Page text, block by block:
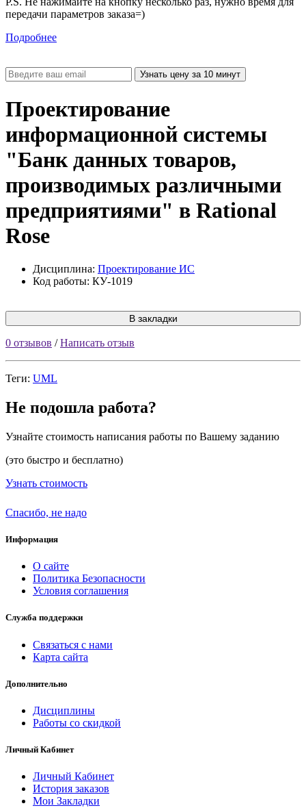
передачи параметров заказа=)
Подробнее
Проектирование
информационной системы
"Банк данных товаров,
производимых различными
предприятиями" в Rational
Rose
Дисциплина: Проектирование ИС
Код работы: КУ-1019
В закладки
0 отзывов /Написать отзыв
Теги: UML
Не подошла работа?
Узнайте стоимость написания работы по Вашему заданию
(это быстро и бесплатно)
Узнать стоимость
Спасибо, не надо
Информация
О сайте
Политика Безопасности
Условия соглашения
Служба поддержки
Связаться с нами
Карта сайта
Дополнительно
Дисциплины
Работы со скидкой
Личный Кабинет
Личный Кабинет
История заказов
Мои Закладки